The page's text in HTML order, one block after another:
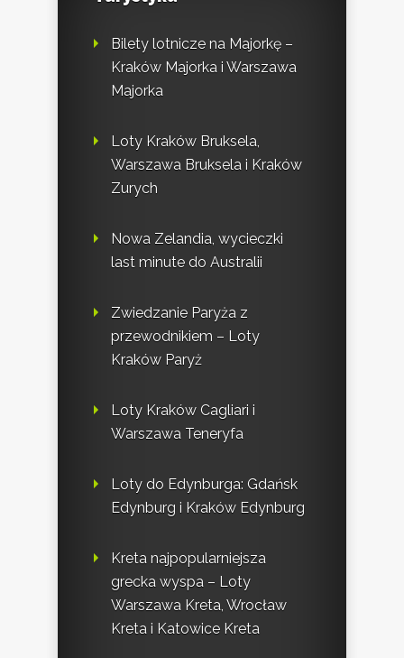
Bilety lotnicze na Majorkę –
Kraków Majorka i Warszawa
Majorka
Loty Kraków Bruksela,
Warszawa Bruksela i Kraków
Zurych
Nowa Zelandia, wycieczki
last minute do Australii
Zwiedzanie Paryża z
przewodnikiem – Loty
Kraków Paryż
Loty Kraków Cagliari i
Warszawa Teneryfa
Loty do Edynburga: Gdańsk
Edynburg i Kraków Edynburg
Kreta najpopularniejsza
grecka wyspa – Loty
Warszawa Kreta, Wrocław
Kreta i Katowice Kreta